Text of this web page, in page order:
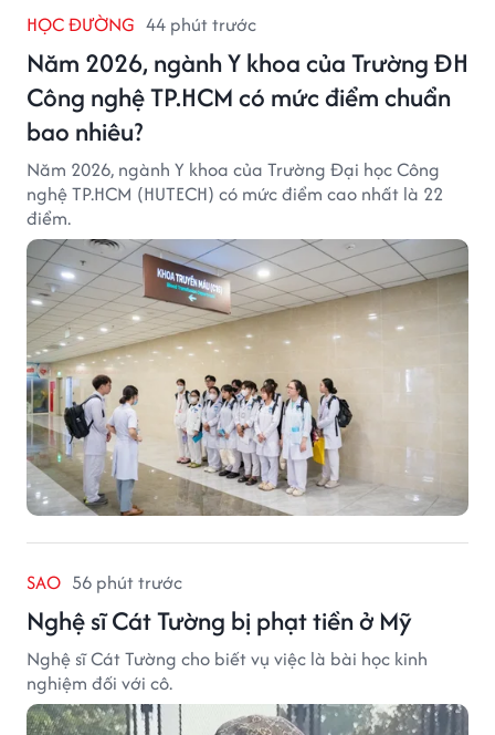
HỌC ĐƯỜNG 44 phút trước
Năm 2026, ngành Y khoa của Trường ĐH
Công nghệ TP.HCM có mức điểm chuẩn
bao nhiêu?
Năm 2026, ngành Y khoa của Trường Đại học Công
nghệ TP.HCM (HUTECH) có mức điểm cao nhất là 22
điểm.
SAO 56 phút trước
Nghệ sĩ Cát Tường bị phạt tiền ở Mỹ
Nghệ sĩ Cát Tường cho biết vụ việc là bài học kinh
nghiệm đối với cô.